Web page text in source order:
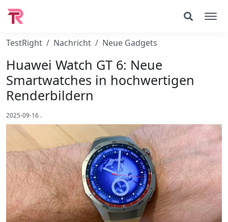
TestRight Nachricht Neue Gadgets
Huawei Watch GT 6: Neue
Smartwatches in hochwertigen
Renderbildern
2025-09-16 .